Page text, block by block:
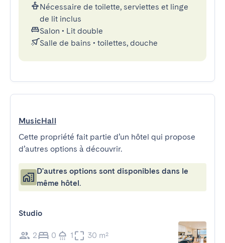
Nécessaire de toilette, serviettes et linge
de lit inclus
Salon • Lit double
Salle de bains • toilettes, douche
MusicHall
Cette propriété fait partie d’un hôtel qui propose
d’autres options à découvrir.
D'autres options sont disponibles dans le
même hôtel.
Studio
2 0 1 30 m²